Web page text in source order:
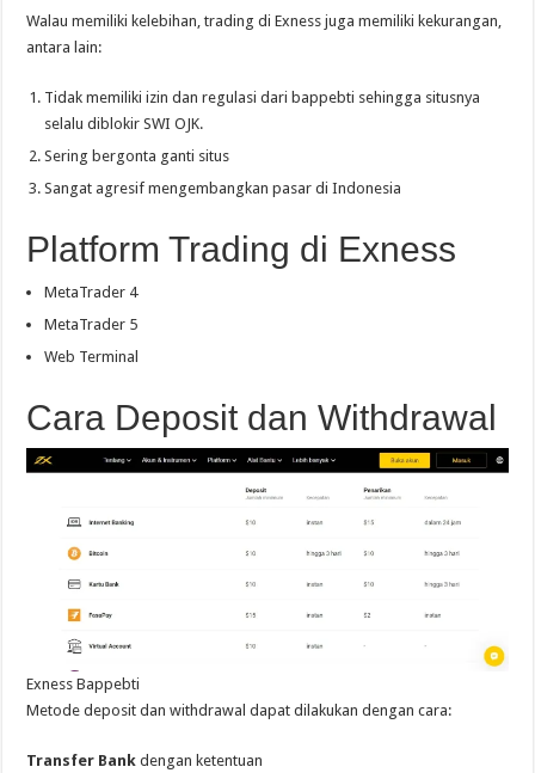
Walau memiliki kelebihan, trading di Exness juga memiliki kekurangan,
antara lain:
Tidak memiliki izin dan regulasi dari bappebti sehingga situsnya
selalu diblokir SWI OJK.
Sering bergonta ganti situs
Sangat agresif mengembangkan pasar di Indonesia
Platform Trading di Exness
MetaTrader 4
MetaTrader 5
Web Terminal
Cara Deposit dan Withdrawal
Exness Bappebti
Metode deposit dan withdrawal dapat dilakukan dengan cara:
Transfer Bank dengan ketentuan